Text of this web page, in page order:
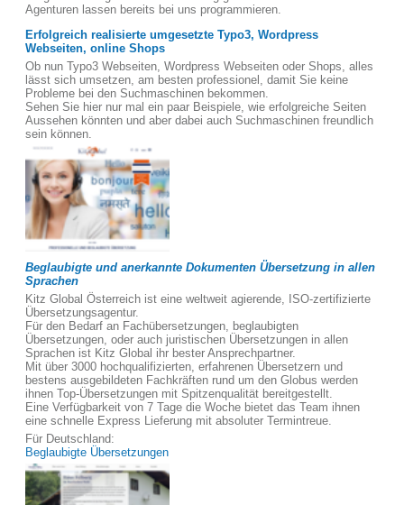
Agenturen lassen bereits bei uns programmieren.
Erfolgreich realisierte umgesetzte Typo3, Wordpress
Webseiten, online Shops
Ob nun Typo3 Webseiten, Wordpress Webseiten oder Shops, alles
lässt sich umsetzen, am besten professionel, damit Sie keine
Probleme bei den Suchmaschinen bekommen.
Sehen Sie hier nur mal ein paar Beispiele, wie erfolgreiche Seiten
Aussehen könnten und aber dabei auch Suchmaschinen freundlich
sein können.
Beglaubigte und anerkannte Dokumenten Übersetzung in allen
Sprachen
Kitz Global Österreich ist eine weltweit agierende, ISO-zertifizierte
Übersetzungsagentur.
Für den Bedarf an Fachübersetzungen, beglaubigten
Übersetzungen, oder auch juristischen Übersetzungen in allen
Sprachen ist Kitz Global ihr bester Ansprechpartner.
Mit über 3000 hochqualifizierten, erfahrenen Übersetzern und
bestens ausgebildeten Fachkräften rund um den Globus werden
ihnen Top-Übersetzungen mit Spitzenqualität bereitgestellt.
Eine Verfügbarkeit von 7 Tage die Woche bietet das Team ihnen
eine schnelle Express Lieferung mit absoluter Termintreue.
Für Deutschland:
Beglaubigte Übersetzungen